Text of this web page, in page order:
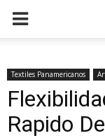
Textiles Panamericanos
Rapido